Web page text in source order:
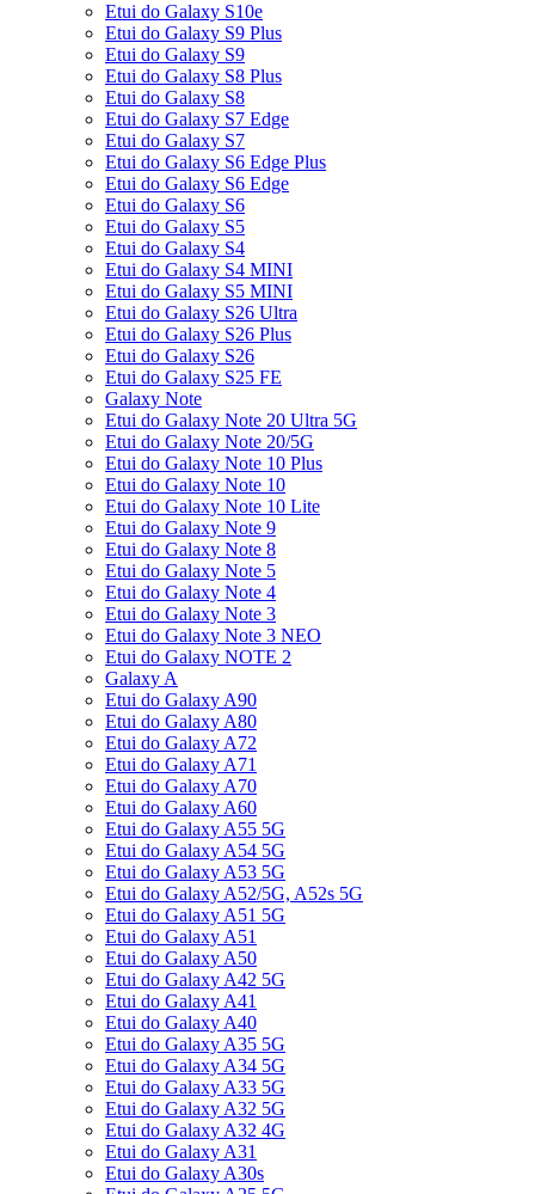
Etui do Galaxy S10e
Etui do Galaxy S9 Plus
Etui do Galaxy S9
Etui do Galaxy S8 Plus
Etui do Galaxy S8
Etui do Galaxy S7 Edge
Etui do Galaxy S7
Etui do Galaxy S6 Edge Plus
Etui do Galaxy S6 Edge
Etui do Galaxy S6
Etui do Galaxy S5
Etui do Galaxy S4
Etui do Galaxy S4 MINI
Etui do Galaxy S5 MINI
Etui do Galaxy S26 Ultra
Etui do Galaxy S26 Plus
Etui do Galaxy S26
Etui do Galaxy S25 FE
Galaxy Note
Etui do Galaxy Note 20 Ultra 5G
Etui do Galaxy Note 20/5G
Etui do Galaxy Note 10 Plus
Etui do Galaxy Note 10
Etui do Galaxy Note 10 Lite
Etui do Galaxy Note 9
Etui do Galaxy Note 8
Etui do Galaxy Note 5
Etui do Galaxy Note 4
Etui do Galaxy Note 3
Etui do Galaxy Note 3 NEO
Etui do Galaxy NOTE 2
Galaxy A
Etui do Galaxy A90
Etui do Galaxy A80
Etui do Galaxy A72
Etui do Galaxy A71
Etui do Galaxy A70
Etui do Galaxy A60
Etui do Galaxy A55 5G
Etui do Galaxy A54 5G
Etui do Galaxy A53 5G
Etui do Galaxy A52/5G, A52s 5G
Etui do Galaxy A51 5G
Etui do Galaxy A51
Etui do Galaxy A50
Etui do Galaxy A42 5G
Etui do Galaxy A41
Etui do Galaxy A40
Etui do Galaxy A35 5G
Etui do Galaxy A34 5G
Etui do Galaxy A33 5G
Etui do Galaxy A32 5G
Etui do Galaxy A32 4G
Etui do Galaxy A31
Etui do Galaxy A30s